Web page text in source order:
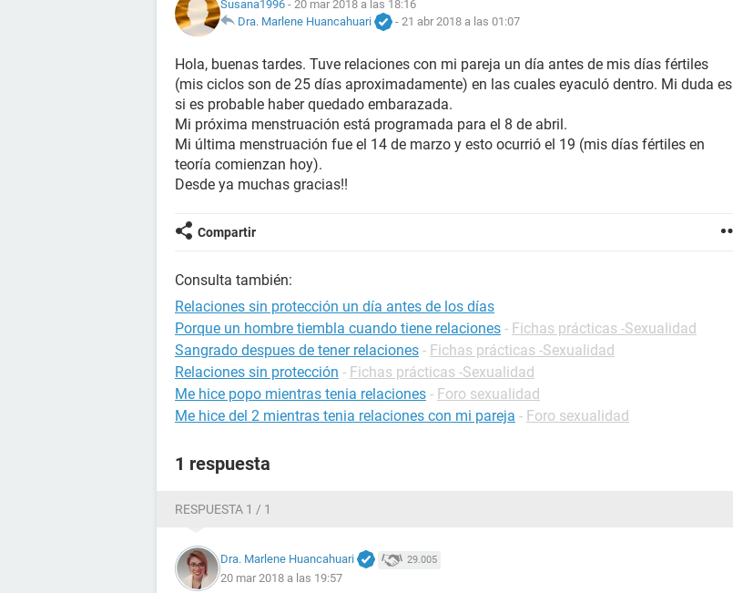
Susana1996 - 20 mar 2018 a las 18:16
Dra. Marlene Huancahuari
- 21 abr 2018 a las 01:07
Hola, buenas tardes. Tuve relaciones con mi pareja un día antes de mis días fértiles
(mis ciclos son de 25 días aproximadamente) en las cuales eyaculó dentro. Mi duda es
si es probable haber quedado embarazada.
Mi próxima menstruación está programada para el 8 de abril.
Mi última menstruación fue el 14 de marzo y esto ocurrió el 19 (mis días fértiles en
teoría comienzan hoy).
Desde ya muchas gracias!!
Compartir
Consulta también:
Relaciones sin protección un día antes de los días
Porque un hombre tiembla cuando tiene relaciones - Fichas prácticas -Sexualidad
Sangrado despues de tener relaciones - Fichas prácticas -Sexualidad
Relaciones sin protección - Fichas prácticas -Sexualidad
Me hice popo mientras tenia relaciones - Foro sexualidad
Me hice del 2 mientras tenia relaciones con mi pareja - Foro sexualidad
1 respuesta
RESPUESTA 1 / 1
Dra. Marlene Huancahuari 29.005
20 mar 2018 a las 19:57